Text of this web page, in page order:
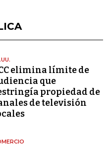
elimina límite de
que
propiedad de
de televisión